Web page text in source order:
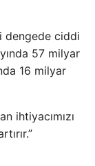
dengede ciddi
57 milyar
16 milyar
ihtiyacımızı